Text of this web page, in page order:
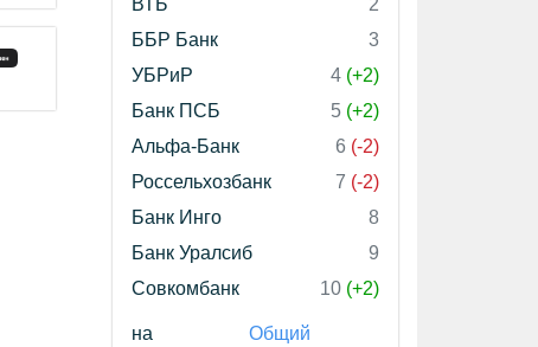
ББР Банк
3
УБРиР
4 (+2)
Банк ПСБ
5 (+2)
Альфа-Банк
6 (-2)
Россельхозбанк
7 (-2)
Банк Инго
8
Банк Уралсиб
9
Совкомбанк
10 (+2)
на
Общий